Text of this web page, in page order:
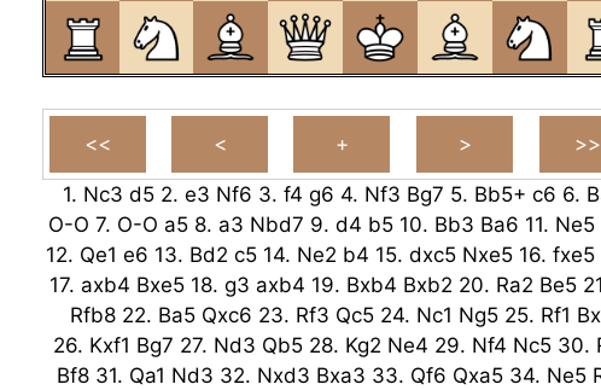
1. Nc3 d5 2. e3 Nf6 3. f4 g6 4. Nf3 Bg7 5. Bb5+ c6 6.
O-O 7. O-O a5 8. a3 Nbd7 9. d4 b5 10. Bb3 Ba6 11. Ne5
12. Qe1 e6 13. Bd2 c5 14. Ne2 b4 15. dxc5 Nxe5 16. fxe5
17. axb4 Bxe5 18. g3 axb4 19. Bxb4 Bxb2 20. Ra2 Be5
Rfb8 22. Ba5 Qxc6 23. Rf3 Qc5 24. Nc1 Ng5 25. Rf1
26. Kxf1 Bg7 27. Nd3 Qb5 28. Kg2 Ne4 29. Nf4 Nc5 30.
Bf8 31. Qa1 Nd3 32. Nxd3 Bxa3 33. Qf6 Qxa5 34. Ne5